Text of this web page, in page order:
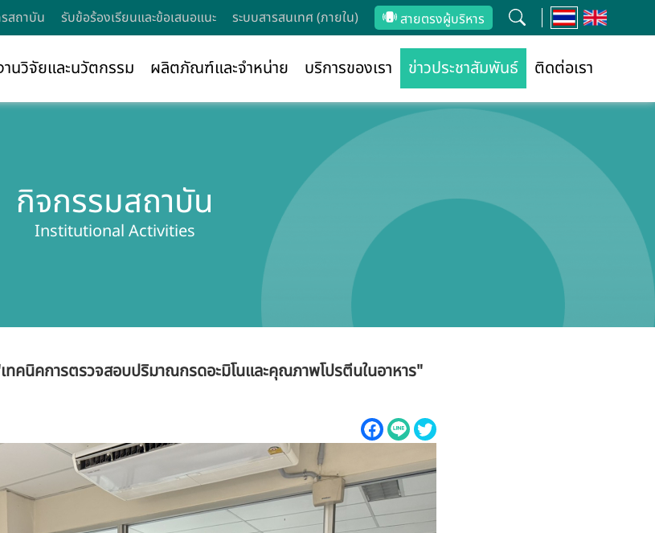
สถาบัน รับข้อร้องเรียนและข้อเสนอแนะ ระบบสารสนเทศ (ภายใน) สายตรงผู้บริหาร
นวิจัยและนวัตกรรม ผลิตภัณฑ์และจำหน่าย บริการของเรา ข่าวประชาสัมพันธ์ ติดต่อเรา
กิจกรรมสถาบัน
Institutional Activities
คนิคการตรวจสอบปริมาณกรดอะมิโนและคุณภาพโปรตีนในอาหาร"